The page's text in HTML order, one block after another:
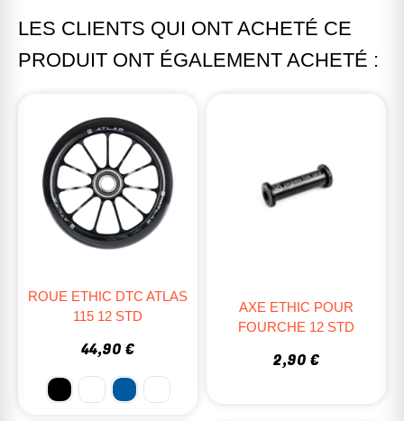
LES CLIENTS QUI ONT ACHETÉ CE
PRODUIT ONT ÉGALEMENT ACHETÉ :
ROUE ETHIC DTC ATLAS
115 12 STD
44,90 €
AXE ETHIC POUR
FOURCHE 12 STD
2,90 €